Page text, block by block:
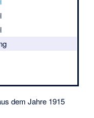
dem Jahre 1915